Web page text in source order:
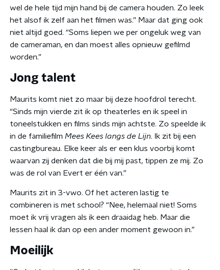
wel de hele tijd mijn hand bij de camera houden. Zo leek
het alsof ik zelf aan het filmen was.” Maar dat ging ook
niet altijd goed. “Soms liepen we per ongeluk weg van
de cameraman, en dan moest alles opnieuw gefilmd
worden.”
Jong talent
Maurits komt niet zo maar bij deze hoofdrol terecht.
“Sinds mijn vierde zit ik op theaterles en ik speel in
toneelstukken en films sinds mijn achtste. Zo speelde ik
in de familiefilm Mees Kees langs de Lijn. Ik zit bij een
castingbureau. Elke keer als er een klus voorbij komt
waarvan zij denken dat die bij mij past, tippen ze mij. Zo
was de rol van Evert er één van.”
Maurits zit in 3-vwo. Of het acteren lastig te
combineren is met school? “Nee, helemaal niet! Soms
moet ik vrij vragen als ik een draaidag heb. Maar die
lessen haal ik dan op een ander moment gewoon in.”
Moeilijk